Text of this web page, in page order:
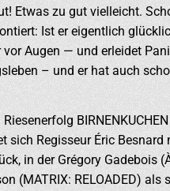
Etwas zu gut vielleicht.
Ist er eigentlich
Augen — und erleidet
– und er hat auch
sich Regisseur Éric
in der Grégory Gadebois
(MATRIX: RELOADED)